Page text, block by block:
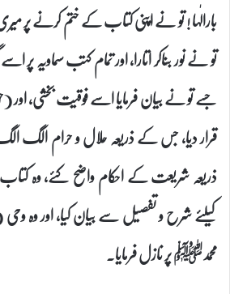
بارالٰہا ! تو نے اپنی کتاب کے ختم کرنے پر
تو نے نور بناکر اتارا، اور تمام کتب سماویہ پر
جسے تو نے بیان فرمایا اسے فوقیت بخشی،
قرار دیا، جس کے ذریعہ حلال و حرام الگ
ذریعہ شریعت کے احکام واضح کئے، وہ
کیلئے شرح و تفصیل سے بیان کیا، اور وہ
محمدﷺ پر نازل فرمایا۔